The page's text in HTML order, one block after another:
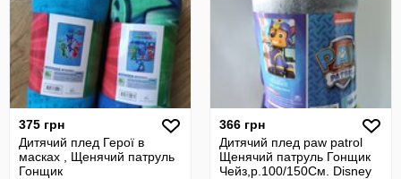
375 грн
Дитячий плед Герої в
масках , Щенячий патруль
Гонщик
366 грн
Дитячий плед paw patrol
Щенячий патруль Гонщик
Чейз,р.100/150См. Disney